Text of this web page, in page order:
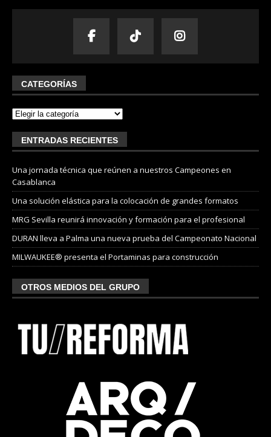
CATEGORÍAS
ENTRADAS RECIENTES
Una jornada técnica que reúnen a nuestros Campeones en
Casablanca
Una solución elástica para la colocación de grandes formatos
MRG Sevilla reunirá innovación y formación para el profesional
DURAN lleva a Palma una nueva prueba del Campeonato Nacional
MILWAUKEE® presenta el Portaminas para construcción
OTROS MEDIOS DEL GRUPO